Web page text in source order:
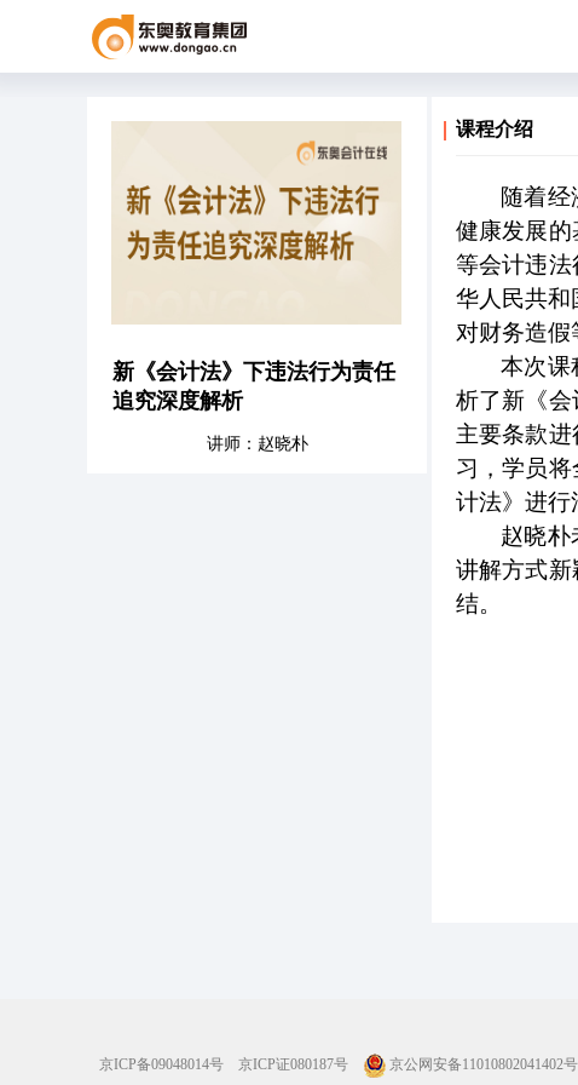
新《会计法》下违法行为责任
追究深度解析
讲师：赵晓朴
课程介绍
随着经
健康发展
等会计违
华人民共和
对财务造假
本次课
析了新《
主要条款
习，学员
计法》进行
赵晓朴
讲解方式
结。
京ICP备09048014号 京ICP证080187号 京公网安备11010802041402号